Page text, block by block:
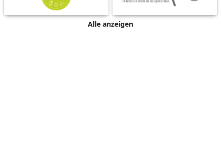
Alle anzeigen